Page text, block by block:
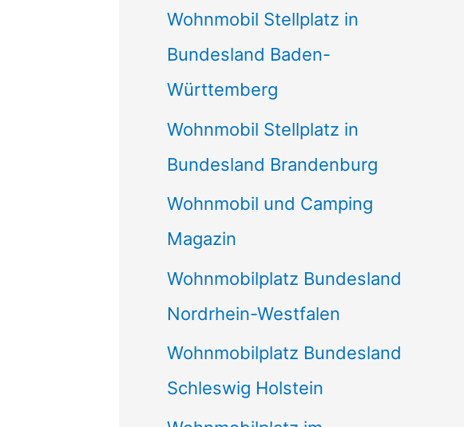
Wohnmobil Stellplatz in
Bundesland Baden-
Württemberg
Wohnmobil Stellplatz in
Bundesland Brandenburg
Wohnmobil und Camping
Magazin
Wohnmobilplatz Bundesland
Nordrhein-Westfalen
Wohnmobilplatz Bundesland
Schleswig Holstein